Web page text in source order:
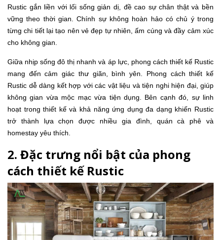
Rustic gắn liền với lối sống giản dị, đề cao sự chân thật và bền
vững theo thời gian. Chính sự không hoàn hảo có chủ ý trong
từng chi tiết lại tạo nên vẻ đẹp tự nhiên, ấm cúng và đầy cảm xúc
cho không gian.
Giữa nhịp sống đô thị nhanh và áp lực, phong cách thiết kế Rustic
mang đến cảm giác thư giãn, bình yên. Phong cách thiết kế
Rustic dễ dàng kết hợp với các vật liệu và tiện nghi hiện đại, giúp
không gian vừa mộc mạc vừa tiện dụng. Bên cạnh đó, sự linh
hoạt trong thiết kế và khả năng ứng dụng đa dạng khiến Rustic
trở thành lựa chọn được nhiều gia đình, quán cà phê và
homestay yêu thích.
2. Đặc trưng nổi bật của phong
cách thiết kế Rustic